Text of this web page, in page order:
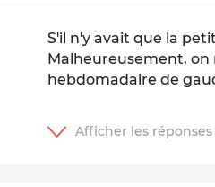
S'il n'y avait que la
Malheureusement, on
hebdomadaire de